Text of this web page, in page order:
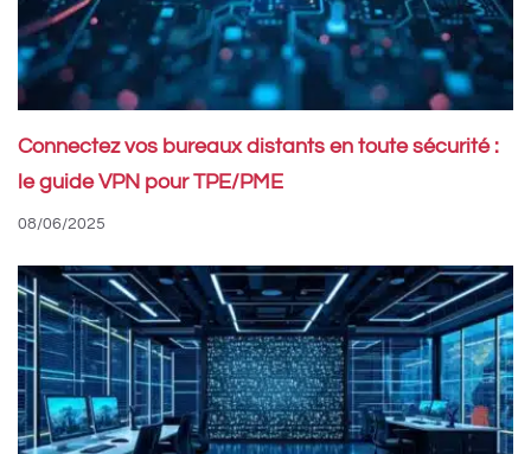
Connectez vos bureaux distants en toute sécurité :
le guide VPN pour TPE/PME
08/06/2025